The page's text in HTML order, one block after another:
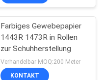
Farbiges Gewebepapier
1443R 1473R in Rollen
zur Schuhherstellung
Verhandelbar MOQ:200 Meter
KONTAKT